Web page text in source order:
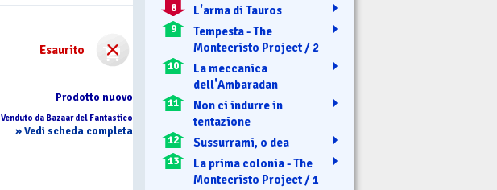
Esaurito
Prodotto nuovo
Venduto da Bazaar del Fantastico
» Vedi scheda completa
8 L'arma di Tauros
9
Tempesta - The
Montecristo Project / 2
10
La meccanica
dell'Ambaradan
11
Non ci indurre in
tentazione
12 Sussurrami, o dea
13
La prima colonia - The
Montecristo Project / 1